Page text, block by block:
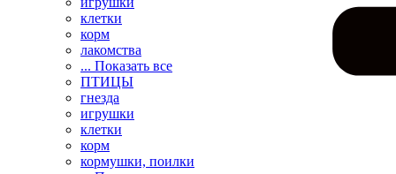
клетки
корм
лакомства
... Показать все
ПТИЦЫ
гнезда
игрушки
клетки
корм
кормушки, поилки